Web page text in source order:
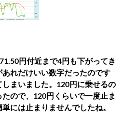
円付近まで4円も下がってき
れだけいい数字だったのです
まいました。120円に乗せるの
ので、120円くらいで一度止ま
には止まりませんでしたね。